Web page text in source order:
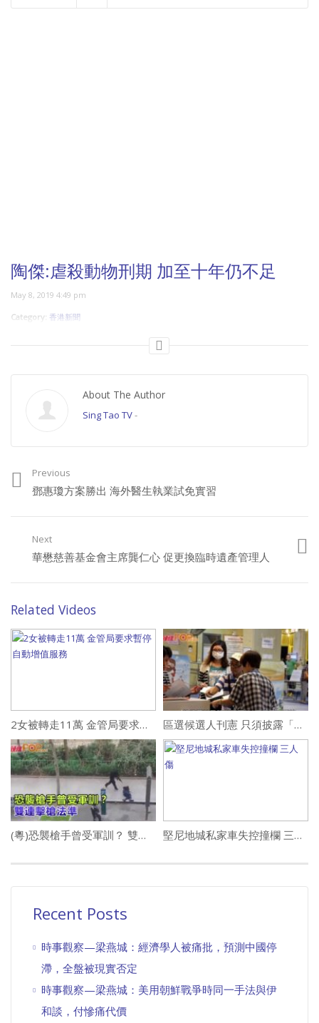
陶傑:虐殺動物刑期 加至十年仍不足
May 8, 2019 4:49 pm
Category: 香港新聞
About The Author
Sing Tao TV-
Previous
鄧惠瓊方案勝出 海外醫生執業試免實習
Next
華懋慈善基金會主席龔仁心 促更換臨時遺產管理人
Related Videos
2女被轉走11萬 金管局要求暫停自動增值服務 區選候選人刊憲 只須披露「地址」非「住址」
(粵)恐襲槍手曾受軍訓？ 雙連擊槍法準 堅尼地城私家車失控撞欄 三人傷
Recent Posts
時事觀察—梁燕城：經濟學人被痛批，預測中國停
滯，全盤被現實否定
時事觀察—梁燕城：美用朝鮮戰爭時同一手法與伊
和談，付慘痛代價